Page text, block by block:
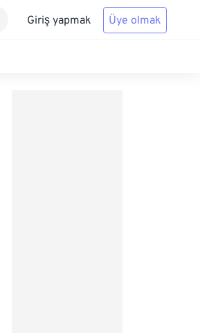
Giriş yapmak Üye olmak